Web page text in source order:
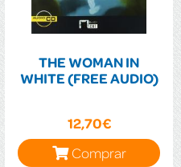
THE WOMAN IN
WHITE (FREE AUDIO)
12,70€
Comprar